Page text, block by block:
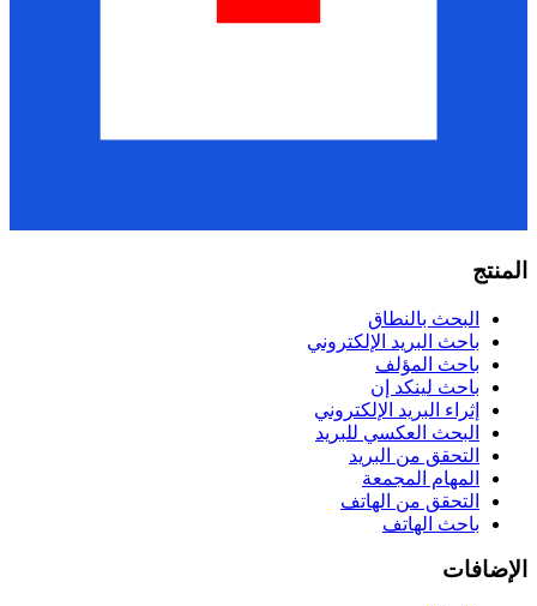
المنتج
البحث بالنطاق
باحث البريد الإلكتروني
باحث المؤلف
باحث لينكد إن
إثراء البريد الإلكتروني
البحث العكسي للبريد
التحقق من البريد
المهام المجمعة
التحقق من الهاتف
باحث الهاتف
الإضافات